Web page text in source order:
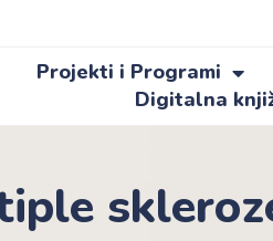
Projekti i Programi
Digitalna